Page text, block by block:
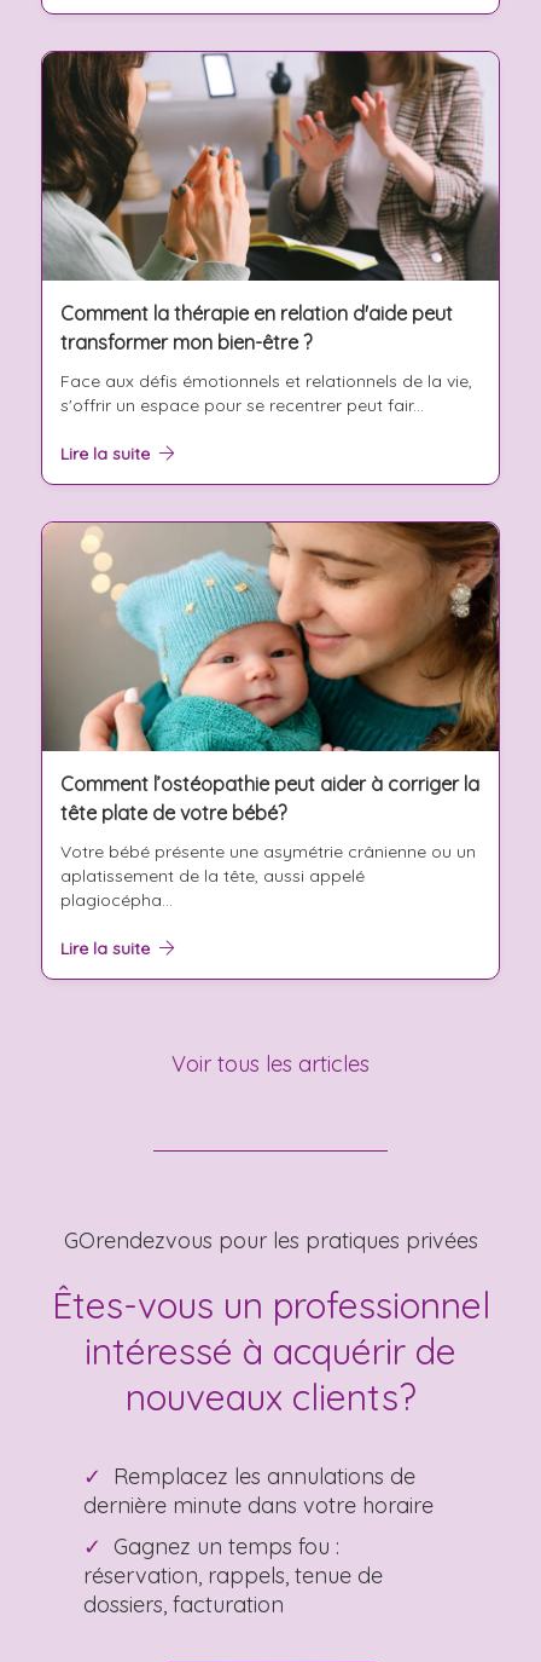
Comment la thérapie en relation d'aide peut
transformer mon bien-être ?
Face aux défis émotionnels et relationnels de la vie,
s'offrir un espace pour se recentrer peut fair...
Lire la suite
Comment l’ostéopathie peut aider à corriger la
tête plate de votre bébé?
Votre bébé présente une asymétrie crânienne ou un
aplatissement de la tête, aussi appelé
plagiocépha...
Lire la suite
Voir tous les articles
GOrendezvous pour les pratiques privées
Êtes-vous un professionnel
intéressé à acquérir de
nouveaux clients?
Remplacez les annulations de
dernière minute dans votre horaire
Gagnez un temps fou :
réservation, rappels, tenue de
dossiers, facturation